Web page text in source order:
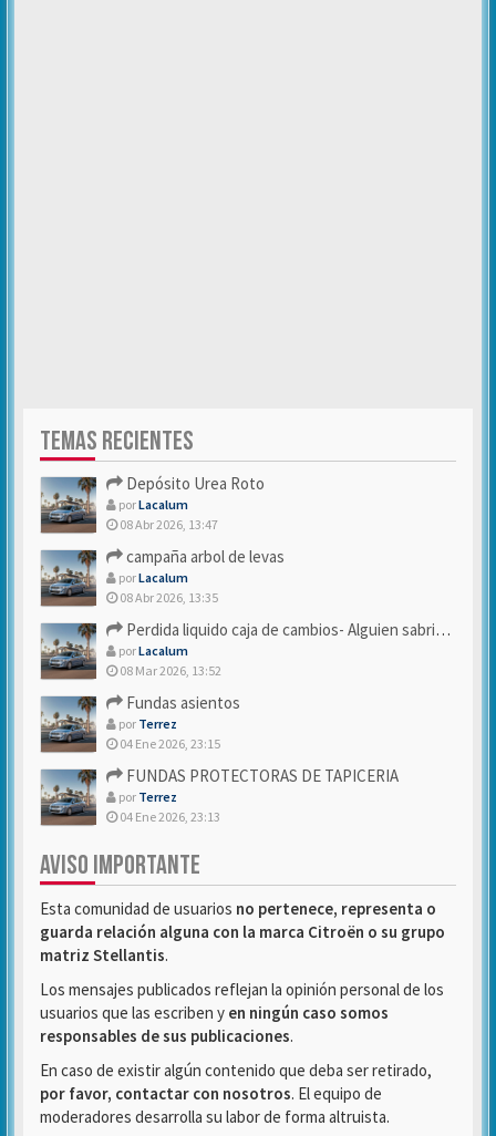
TEMAS RECIENTES
Depósito Urea Roto
porLacalum
08 Abr 2026, 13:47
campaña arbol de levas
porLacalum
08 Abr 2026, 13:35
Perdida liquido caja de cambios- Alguien sabria decirme
porLacalum
08 Mar 2026, 13:52
Fundas asientos
por Terrez
04 Ene 2026, 23:15
FUNDAS PROTECTORAS DE TAPICERIA
por Terrez
04 Ene 2026, 23:13
AVISO IMPORTANTE
Esta comunidad de usuarios no pertenece, representa o
guarda relación alguna con la marca Citroën o su grupo
matriz Stellantis.
Los mensajes publicados reflejan la opinión personal de los
usuarios que las escriben y en ningún caso somos
responsables de sus publicaciones.
En caso de existir algún contenido que deba ser retirado,
por favor, contactar con nosotros. El equipo de
moderadores desarrolla su labor de forma altruista.